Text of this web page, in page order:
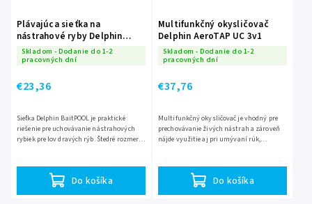
Plávajúca sieťka na
nástrahové ryby Delphin
BaitPOOL 55/90cm
Skladom - Dodanie do 1-2
pracovných dní
€23,36
Do košíka
Sieťka Delphin BaitPOOL je praktické
riešenie pre uchovávanie nástrahových
rybiek pre lov dravých rýb. Štedré rozmery
Multifunkčný okysličovač
Delphin AeroTAP UC 3v1
Skladom - Dodanie do 1-2
pracovných dní
€37,76
Do košíka
Multifunkčný okysličovač je vhodný pre
prechovávanie živých nástrah a zároveň
nájde využitie aj pri umývaní rúk,